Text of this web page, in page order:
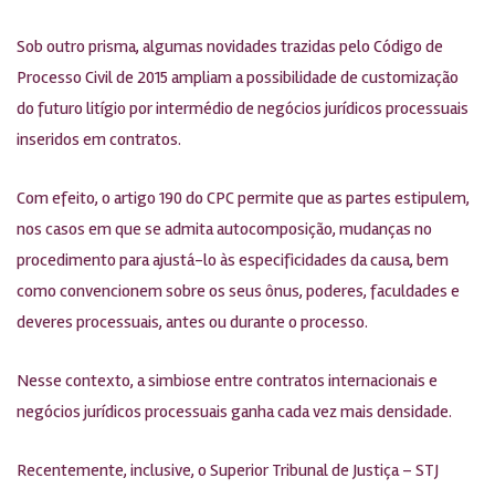
Sob outro prisma, algumas novidades trazidas pelo Código de
Processo Civil de 2015 ampliam a possibilidade de customização
do futuro litígio por intermédio de negócios jurídicos processuais
inseridos em contratos.
Com efeito, o artigo 190 do CPC permite que as partes estipulem,
nos casos em que se admita autocomposição, mudanças no
procedimento para ajustá-lo às especificidades da causa, bem
como convencionem sobre os seus ônus, poderes, faculdades e
deveres processuais, antes ou durante o processo.
Nesse contexto, a simbiose entre contratos internacionais e
negócios jurídicos processuais ganha cada vez mais densidade.
Recentemente, inclusive, o Superior Tribunal de Justiça – STJ